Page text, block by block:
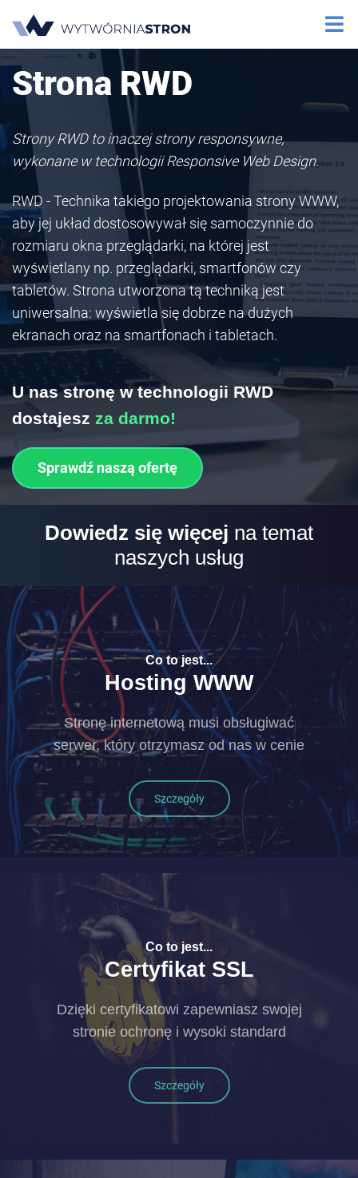
Strona RWD
Strony RWD to inaczej strony responsywne,
wykonane w technologii Responsive Web Design.
RWD - Technika takiego projektowania strony WWW,
aby jej układ dostosowywał się samoczynnie do
rozmiaru okna przeglądarki, na której jest
wyświetlany np. przeglądarki, smartfonów czy
tabletów. Strona utworzona tą techniką jest
uniwersalna: wyświetla się dobrze na dużych
ekranach oraz na smartfonach i tabletach.
U nas stronę w technologii RWD
dostajesz za darmo!
Sprawdź naszą ofertę
Dowiedz się więcej na temat
naszych usług
Co to jest...
Hosting WWW
Stronę internetową musi obsługiwać
serwer, który otrzymasz od nas w cenie
Szczegóły
Co to jest...
Certyfikat SSL
Dzięki certyfikatowi zapewniasz swojej
stronie ochronę i wysoki standard
Szczegóły